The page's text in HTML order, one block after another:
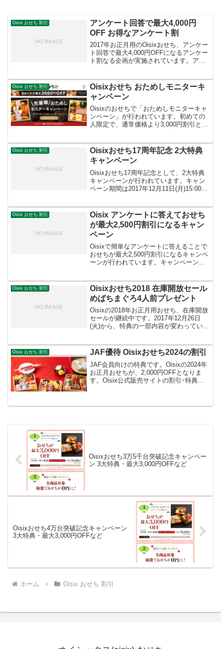
Oisix おせち 割引
アンケート回答で最大4,000円
OFF お得なアンケート割
2017年お正月用のOisixおせち、アンケー
ト回答で最大4,000円OFFになるアンケー
ト割なる企画が実施されています。アン
お届け後となります。（20...
Oisix おせち 割引
Oisixおせち おためしモニターキ
ャンペーン
Oisixのおせちで「おためしモニターキャ
ンペーン」が行われています。初めての
人限定で、通常価格より3,000円割引とな
で、申し込みたい方はお早めに。おため
し...
Oisix おせち 割引
Oisixおせち17周年記念 2大特典
キャンペーン
Oisixおせち17周年記念として、2大特典
キャンペーンが行われています。キャン
ペーン期間は2017年12月11日(月)15:00ま
円オフ【特典２】天然めば...
Oisix おせち 割引
Oisix アンケートに答えておせち
が最大2,500円割引になるキャン
ペーン
Oisixで簡単なアンケートに答えることで
おせちが最大2,500円割引になるキャンペ
ーンが行われています。キャンペーン期
ートが出ています。アンケートはごく...
Oisix おせち 割引
Oisixおせち2018 在庫開放セール
めばちまぐろ4人前プレゼント
Oisixの2018年お正月用おせち、在庫開放
セールが継続中です。2017年12月26日
(火)から、特典の一部内容が変わっている
ばちまぐろ4人前プレゼント（数量限定）
Oisix おせち 割引 JAF優待 Oisixおせち2024の割引
JAF会員向けの特典です。Oisixの2024年
お正月おせちが、2,000円OFFとなりま
す。Oisix公式販売サイトの割引･特典付
Oisixおせち3万5千台突破記念キャンペー
ン 3大特典・最大3,000円OFFなど
Oisixおせち4万台突破記念キャンペーン
3大特典・最大3,000円OFFなど
ホーム Oisix おせち 割引